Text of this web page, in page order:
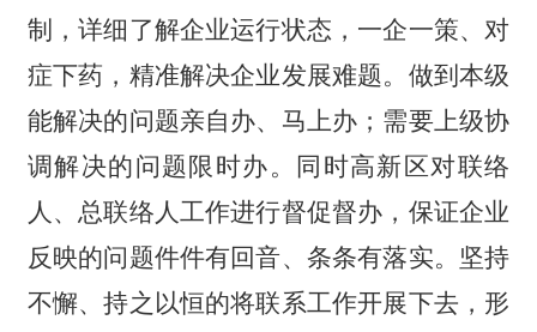
制，详细了解企业运行状态，一企一策、对
症下药，精准解决企业发展难题。做到本级
能解决的问题亲自办、马上办；需要上级协
调解决的问题限时办。同时高新区对联络
人、总联络人工作进行督促督办，保证企业
反映的问题件件有回音、条条有落实。坚持
不懈、持之以恒的将联系工作开展下去，形